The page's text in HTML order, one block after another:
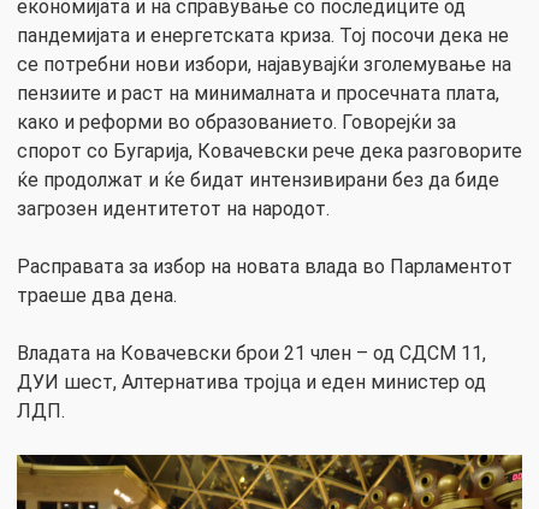
економијата и на справување со последиците од
пандемијата и енергетската криза. Тој посочи дека не
се потребни нови избори, најавувајќи зголемување на
пензиите и раст на минималната и просечната плата,
како и реформи во образованието. Говорејќи за
спорот со Бугарија, Ковачевски рече дека разговорите
ќе продолжат и ќе бидат интензивирани без да биде
загрозен идентитетот на народот.
Расправата за избор на новата влада во Парламентот
траеше два дена.
Владата на Ковачевски брои 21 член – од СДСМ 11,
ДУИ шест, Алтернатива тројца и еден министер од
ЛДП.